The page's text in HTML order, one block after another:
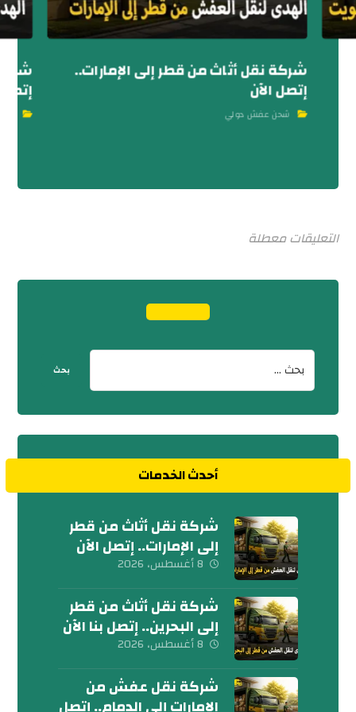
شركة نقل أثاث من قطر إلى الإمارات..
إتصل الآن
شحن عفش دولي
إتصل
التعليقات معطلة
أحدث الخدمات
شركة نقل أثاث من قطر
إلى الإمارات.. إتصل الآن
8 أغسطس، 2026
شركة نقل أثاث من قطر
إلى البحرين.. إتصل بنا الآن
8 أغسطس، 2026
شركة نقل عفش من